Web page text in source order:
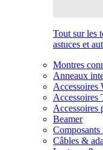
Tout sur les
astuces et
Montres
Anneaux
Accessoires
Accessoires
Accessoires
Beamer
Composants
Câbles &